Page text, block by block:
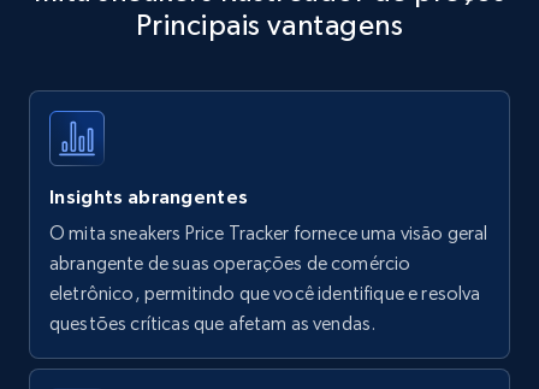
Title, Seller name, Brand, Description, Initial
35.3K+
Amazon products - find products by using
upc numbers
Title, Seller name, Brand, Description, Initial
price, Currency, Availability, Reviews count, and
Principais vantagens
Insights abrangentes
O mita sneakers Price Tracker fornece uma visão geral
abrangente de suas operações de comércio
eletrônico, permitindo que você identifique e resolva
questões críticas que afetam as vendas.